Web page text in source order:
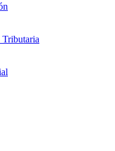
Tributaria